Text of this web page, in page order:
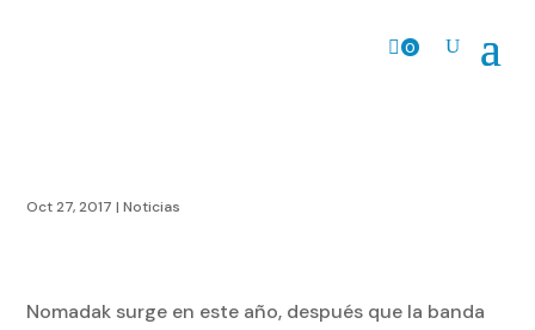
0
Oct 27, 2017 |Noticias
Nomadak surge en este año, después que la banda